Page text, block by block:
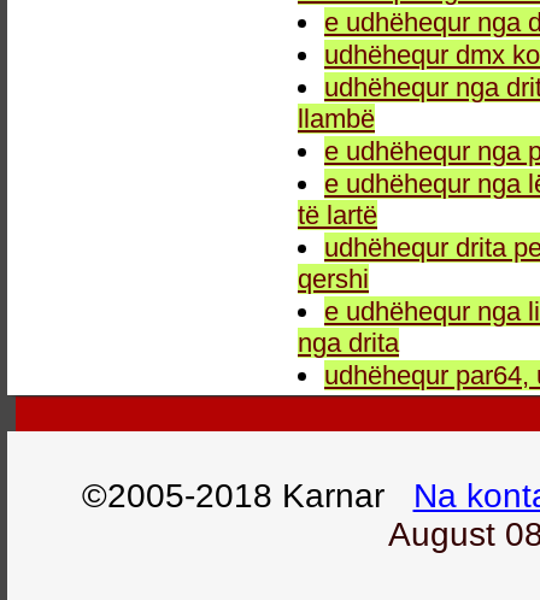
e udhëhequr nga
udhëhequr dmx
udhëhequr nga
llambë
e udhëhequr nga
e udhëhequr nga
të lartë
udhëhequr drita
qershi
e udhëhequr nga
nga drita
udhëhequr
©2005-2018 Karnar Na
August